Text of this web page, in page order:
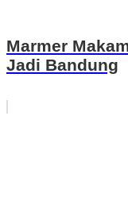
Marmer
Jadi Bandung